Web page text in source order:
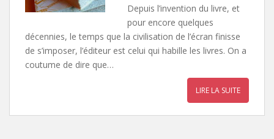
Depuis l’invention du livre, et
pour encore quelques
décennies, le temps que la civilisation de l’écran finisse
de s’imposer, l’éditeur est celui qui habille les livres. On a
coutume de dire que…
LIRE LA SUITE